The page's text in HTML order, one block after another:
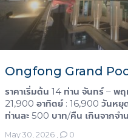
Ongfong Grand
ราคาเริ่มต้น 14 ท่าน จันทร์ – พ
21,900 อาทิตย์ : 16,900 วันห
ท่านละ 500 บาท/คืน เกินจากจ
May 30, 2026 , 0